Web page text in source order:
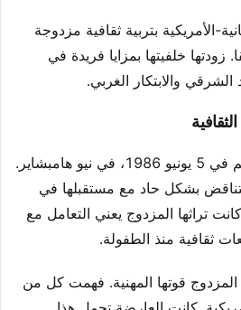
الأمريكية بتربية ثقافية مزدوجة
خلفيتها بمزايا فريدة في
والابتكار الغربي.
دخلت جون هاسيغاوا العالم في 5 يونيو 1986، في نيو هامبشاير.
يتناقض بشكل حاد مع مستقبلها في
تراثها المزدوج يعني التعامل مع
ثقافية منذ الطفولة.
قوتها المهنية. فهمت كل من